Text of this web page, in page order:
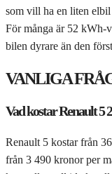
som vill ha en liten
För många är 52 kWh-
bilen dyrare än den
VANLIGA
Vad kostar Renault 5
Renault 5 kostar från
från 3 490 kronor per